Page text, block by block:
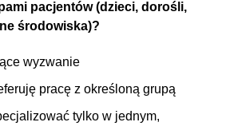
pacjentów (dzieci, dorośli,
środowiska)?
wyzwanie
pracę z określoną grupą
tylko w jednym,